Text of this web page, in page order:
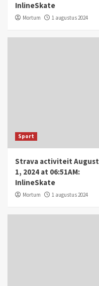
InlineSkate
Mortum 1 augustus 2024
Sport
Strava activiteit August
1, 2024 at 06:51AM:
InlineSkate
Mortum 1 augustus 2024